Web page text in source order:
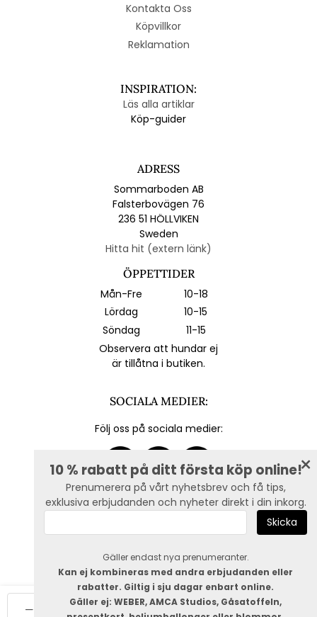
Lägg i varukorg
10 % rabatt på ditt första köp online!
Prenumerera på vårt nyhetsbrev och få tips,
exklusiva erbjudanden och nyheter direkt i din inkorg.
Gäller endast nya prenumeranter.
Kan ej kombineras med andra erbjudanden eller
rabatter. Giltig i sju dagar enbart online.
Gäller ej: WEBER, AMCA Studios, Gåsatoffeln,
Kontakta Oss
Köpvillkor
Reklamation
INSPIRATION:
Läs alla artiklar
Köp-guider
ADRESS
Sommarboden AB
Falsterbovägen 76
236 51 HÖLLVIKEN
Sweden
Hitta hit (extern länk)
ÖPPETTIDER
Mån-Fre
10-18
Lördag
10-15
Söndag
11-15
Observera att hundar ej
är tillåtna i butiken.
SOCIALA MEDIER:
Följ oss på sociala medier: